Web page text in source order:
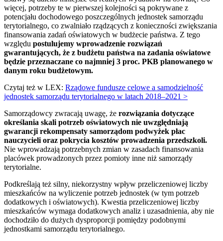
więcej, potrzeby te w pierwszej kolejności są pokrywane z
potencjału dochodowego poszczególnych jednostek samorządu
terytorialnego, co zwalniało rządzących z konieczności zwiększania
finansowania zadań oświatowych w budżecie państwa. Z tego
względu postulujemy wprowadzenie rozwiązań
gwarantujących, że z budżetu państwa na zadania oświatowe
będzie przeznaczane co najmniej 3 proc. PKB planowanego w
danym roku budżetowym.
Czytaj też w LEX: Rządowe fundusze celowe a samodzielność
jednostek samorządu terytorialnego w latach 2018–2021 >
Samorządowcy zwracają uwagę, że rozwiązania dotyczące
określania skali potrzeb oświatowych nie uwzględniają
gwarancji rekompensaty samorządom podwyżek płac
nauczycieli oraz pokrycia kosztów prowadzenia przedszkoli.
Nie wprowadzają potrzebnych zmian w zasadach finansowania
placówek prowadzonych przez pomioty inne niż samorządy
terytorialne.
Podkreślają też silny, niekorzystny wpływ przeliczeniowej liczby
mieszkańców na wyliczenie potrzeb jednostek (w tym potrzeb
dodatkowych i oświatowych). Kwestia przeliczeniowej liczby
mieszkańców wymaga dodatkowych analiz i uzasadnienia, aby nie
dochodziło do dużych dysproporcji pomiędzy podobnymi
jednostkami samorządu terytorialnego.